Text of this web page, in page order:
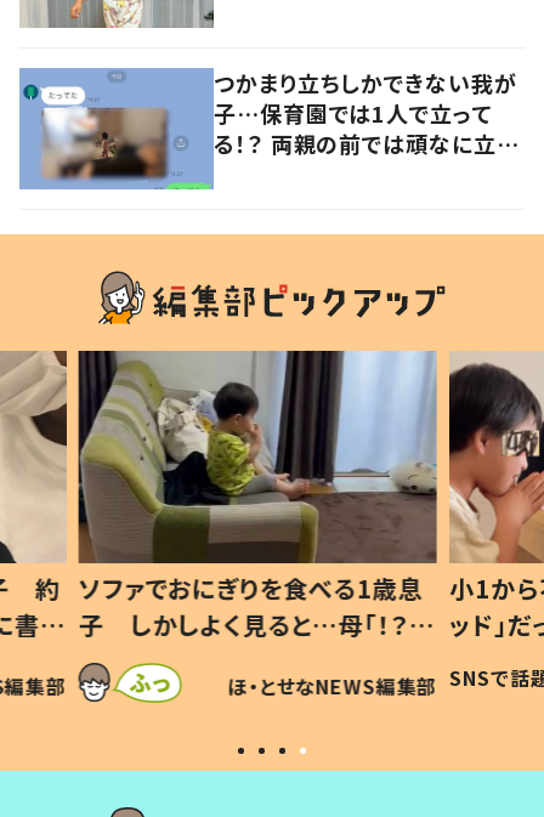
つかまり立ちしかできない我が
子…保育園では1人で立って
る！？ 両親の前では頑なに立た
歳息
？」
編集部
小1から不登校、息子は「ギフテ
ッド」だった 父が“ウチ給食”を
作り続ける理由とは #令和の親
#令和の子
SNSで話題 ほ・とせなNEWS編集部
ひ孫
が、抱
「涙
い」